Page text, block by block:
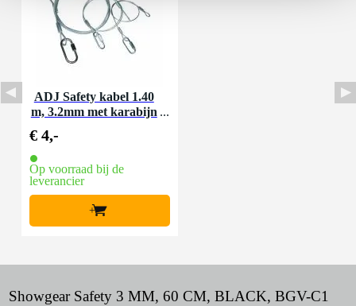
ADJ Safety kabel 1.40
m, 3.2mm met karabijn
€ 4,-
Op voorraad bij de
leverancier
+
Showgear Safety 3 MM, 60 CM, BLACK, BGV-C1